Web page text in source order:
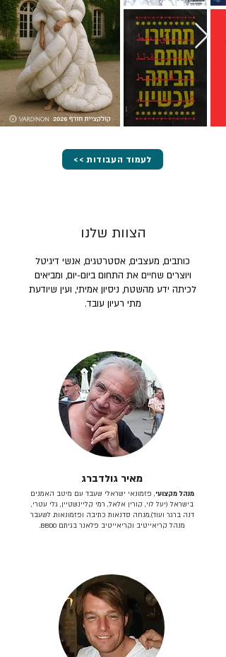
<< לעמוד העבודות
הצוות שלנו
כותבים, מעצבים, אסטרטגים, אנשי דיגיטל
ויוצרים שחיים את התחום ביום-יום, ומביאים
לכיתה ידע מהשטח, ניסיון אמיתי, ועין שיודעת
מתי רעיון עובד.
מאיר גולדברג
מנהל מקצועי, פזמונאי ישראלי שעבד עם מיטב האמנים
בישראל (יעל לוי, קורין אלאל, רמי קליינשטיין, גלי עטרי,
דנה ברגר ועוד).מנחה סדנאות כתיבה ופזמונאות. לשעבר
מנהל קריאייטיב וקריאייטיב פלאנר בגיתם BBDO.